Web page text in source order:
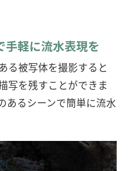
軽に流水表現を
る被写体を撮影すると
写を残すことができま
あるシーンで簡単に流水